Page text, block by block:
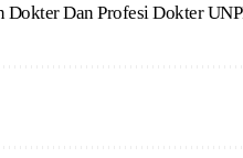
Dokter Dan Profesi Dokter